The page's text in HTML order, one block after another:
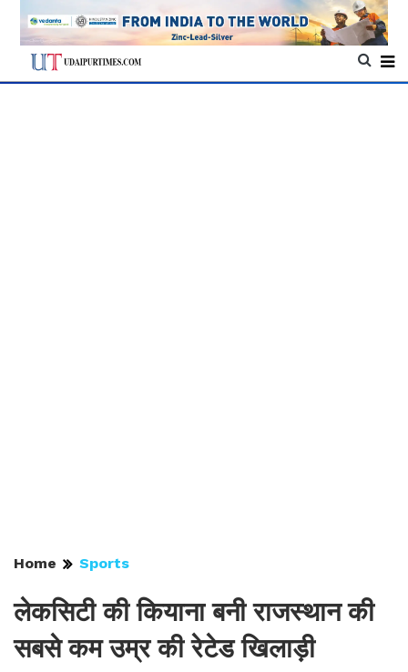
Home Sports
लेकसिटी की कियाना बनी राजस्थान की
सबसे कम उम्र की रेटेड खिलाड़ी